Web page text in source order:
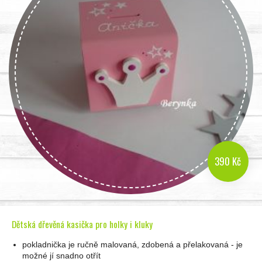
390 Kč
Dětská dřevěná kasička pro holky i kluky
pokladnička je ručně malovaná, zdobená a přelakovaná - je
možné jí snadno otřít